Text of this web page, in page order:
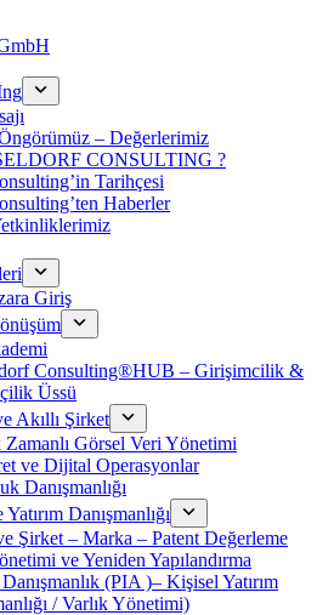
– Değerlerimiz
CONSULTING ?
Tarihçesi
Haberler
Giriş
Consulting®HUB – Girişimcilik &
Üssü
Akıllı Şirket
Zamanlı Görsel Veri Yönetimi
ve Dijital Operasyonlar
Danışmanlığı
Danışmanlığı
Şirket – Marka – Patent Değerleme
ve Yeniden Yapılandırma
(PIA )– Kişisel Yatırım
/ Varlık Yönetimi)